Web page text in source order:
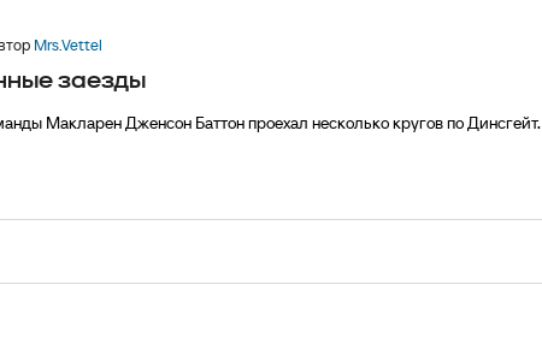
Mrs.Vettel
заезды
Макларен Дженсон Баттон проехал несколько кругов по Динсгейт.